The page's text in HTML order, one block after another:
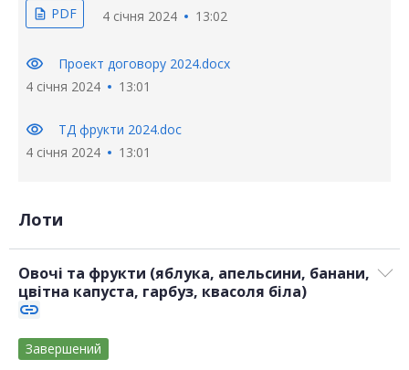
description PDF 4 січня 2024 13:02
visibility
Проект договору 2024.docx
4 січня 2024
13:01
visibility
ТД фрукти 2024.doc
4 січня 2024
13:01
Лоти
Овочі та фрукти (яблука, апельсини, банани,
цвітна капуста, гарбуз, квасоля біла)
link
Завершений